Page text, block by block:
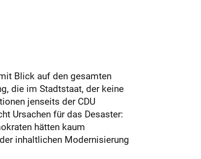
Blick auf den gesamten
die im Stadtstaat, der keine
jenseits der CDU
Ursachen für das Desaster:
hätten kaum
inhaltlichen Modernisierung